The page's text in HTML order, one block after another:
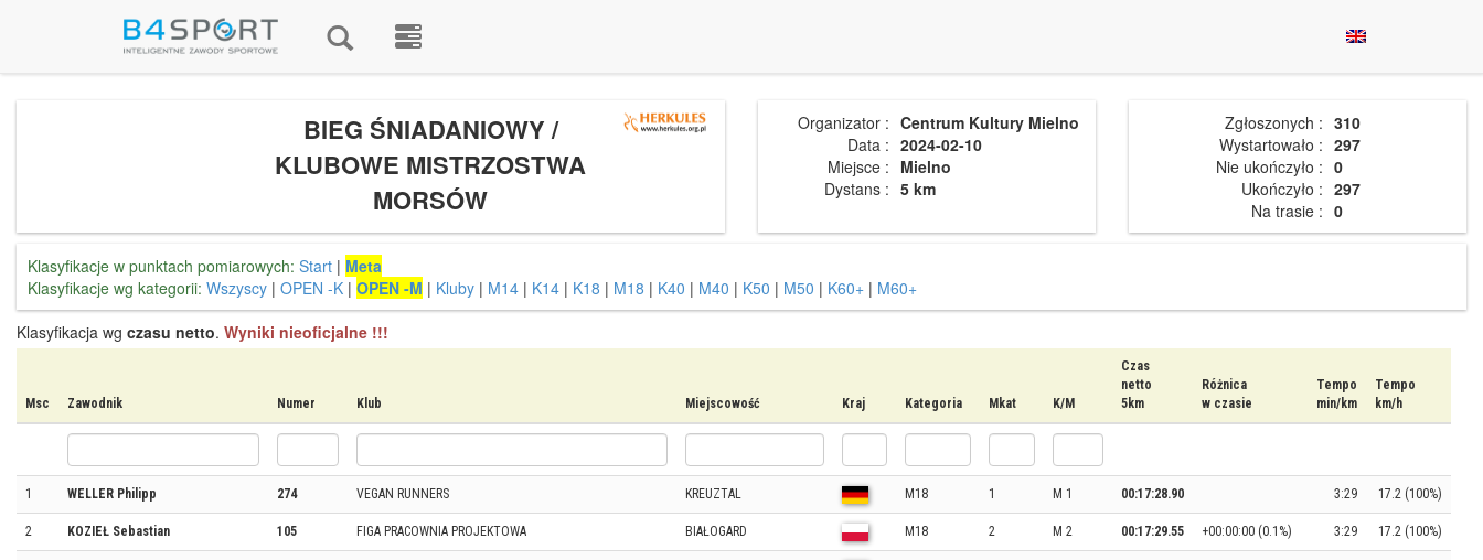
BIEG ŚNIADANIOWY /
KLUBOWE MISTRZOSTWA
MORSÓW
Organizator : Centrum Kultury Mielno
Data : 2024-02-10
Miejsce : Mielno
Dystans : 5 km
Zgłoszonych : 310
Wystartowało : 297
Nie ukończyło : 0
Ukończyło : 297
Na trasie : 0
Klasyfikacje w punktach pomiarowych: Start | Meta
Klasyfikacje wg kategorii: Wszyscy | OPEN -K | OPEN -M | Kluby | M14 | K14 | K18 | M18 | K40 | M40 | K50 | M50 | K60+ | M60+
Klasyfikacja wg czasu netto. Wyniki nieoficjalne !!!
Msc Zawodnik Numer Klub Miejscowość Kraj Kategoria Mkat K/M
Czas
netto
5km
Różnica
w czasie
Tempo
min/km
Tempo
km/h
1 WELLER Philipp 274 VEGAN RUNNERS KREUZTAL M18 1 M 1 00:17:28.90 3:29 17.2 (100%)
2 KOZIEŁ Sebastian 105 FIGA PRACOWNIA PROJEKTOWA BIAŁOGARD M18 2 M 2 00:17:29.55 +00:00:00 (0.1%) 3:29 17.2 (100%)